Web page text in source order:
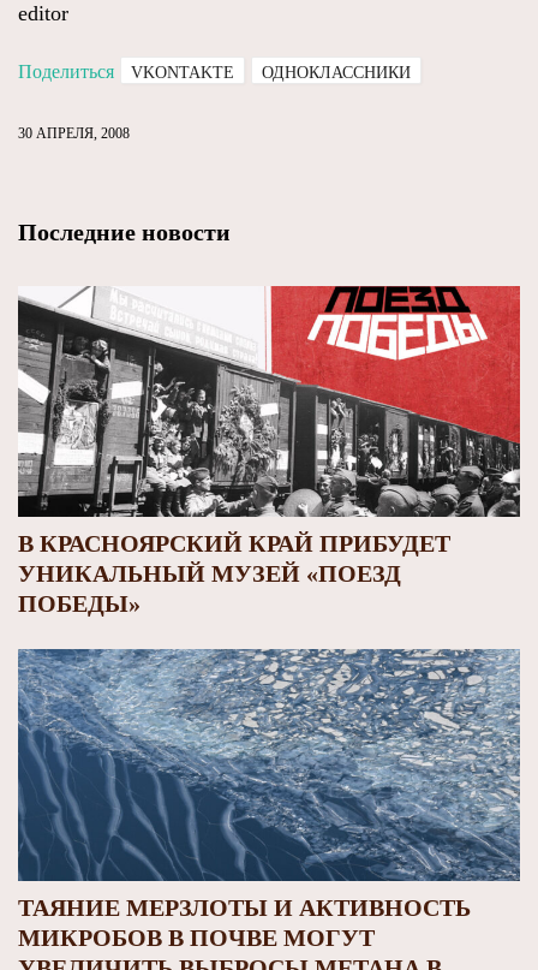
editor
Поделиться VKONTAKTE ОДНОКЛАССНИКИ
30 АПРЕЛЯ, 2008
Последние новости
В КРАСНОЯРСКИЙ КРАЙ ПРИБУДЕТ
УНИКАЛЬНЫЙ МУЗЕЙ «ПОЕЗД
ПОБЕДЫ»
ТАЯНИЕ МЕРЗЛОТЫ И АКТИВНОСТЬ
МИКРОБОВ В ПОЧВЕ МОГУТ